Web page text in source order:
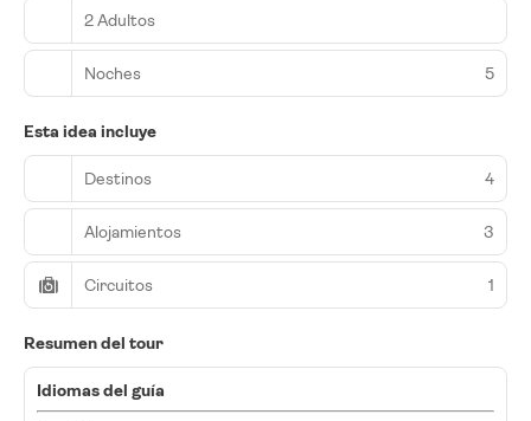
2 Adultos
Noches 5
Esta idea incluye
Destinos 4
Alojamientos 3
Circuitos 1
Resumen del tour
Idiomas del guía